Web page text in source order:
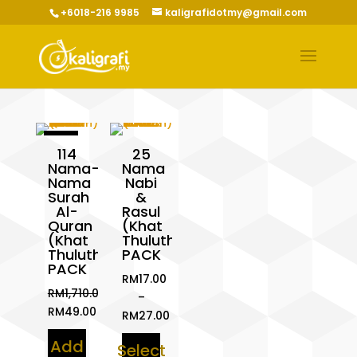
+6018-216 9985 kaligrafidotmy@gmail.com
114
Nama-
Nama
Surah
Al-
Quran
(Khat
Thuluth)
PACK
RM1,710.00
Original
price
was:
RM49.00
Current
price
Add
25
Nama
Nabi
&
Rasul
(Khat
Thuluth)
PACK
RM17.00
–
RM27.00
Price
range:
Select